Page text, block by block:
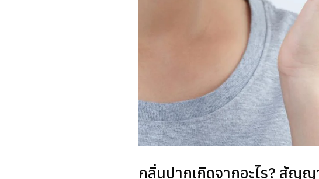
กลิ่นปากเกิดจากอะไร? สัญ